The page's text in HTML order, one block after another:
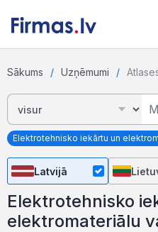
Sākums Uzņēmumi
Elektrotehnisko iekārtu un
Latvijā
Elektrotehnisko
elektromateriālu